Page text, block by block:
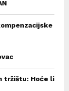
tržištu: Hoće li